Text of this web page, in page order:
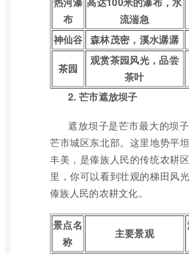
布
流湍急
神仙谷 森林茂密，溪水潺潺
茶园
观赏茶园风光，品尝
茶叶
2. 芒市遮放坝子
遮放坝子是芒市最大的坝
芒市城区东北部。这里地势平
丰美，是傣族人民的传统农耕
里，你可以看到壮观的梯田风
傣族人民的农耕文化。
景点名
称
主要景观